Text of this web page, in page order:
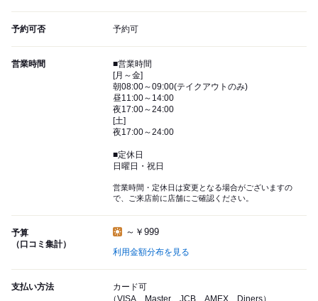
予約可否 予約可
営業時間
■営業時間
[月～金]
朝08:00～09:00(テイクアウトのみ)
昼11:00～14:00
夜17:00～24:00
[土]
夜17:00～24:00
■定休日
日曜日・祝日
営業時間・定休日は変更となる場合がございますの
で、ご来店前に店舗にご確認ください。
予算
（口コミ集計）
～￥999
利用金額分布を見る
支払い方法
カード可